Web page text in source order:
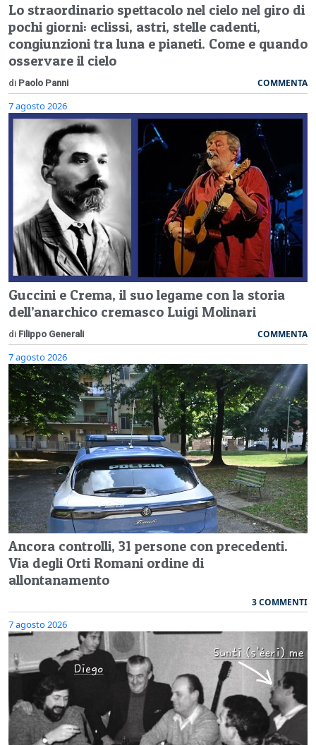
Lo straordinario spettacolo nel cielo nel giro di
pochi giorni: eclissi, astri, stelle cadenti,
congiunzioni tra luna e pianeti. Come e quando
osservare il cielo
di Paolo Panni COMMENTA
7 agosto 2026
Guccini e Crema, il suo legame con la storia
dell’anarchico cremasco Luigi Molinari
di Filippo Generali COMMENTA
7 agosto 2026
Ancora controlli, 31 persone con precedenti.
Via degli Orti Romani ordine di
allontanamento
3 COMMENTI
7 agosto 2026